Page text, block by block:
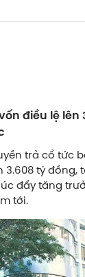
điều lệ lên
trả cổ tức
3.608 tỷ đồng,
đẩy tăng
tới.